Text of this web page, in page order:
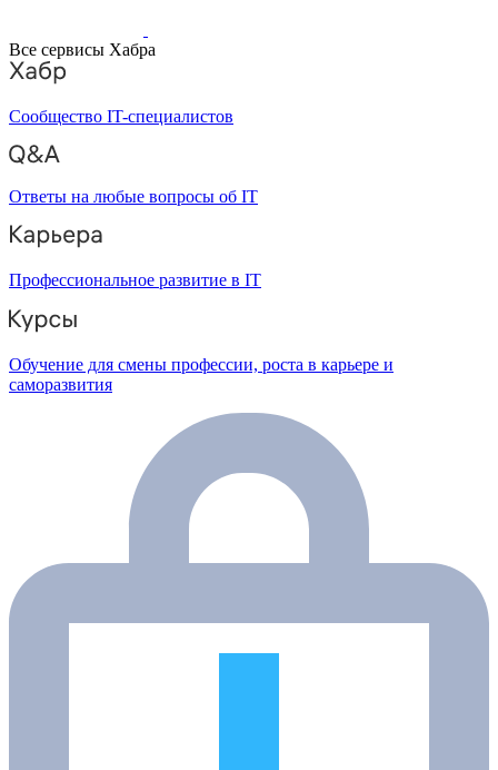
Все сервисы Хабра
Сообщество IT-специалистов
Ответы на любые вопросы об IT
Профессиональное развитие в IT
Обучение для смены профессии, роста в карьере и
саморазвития